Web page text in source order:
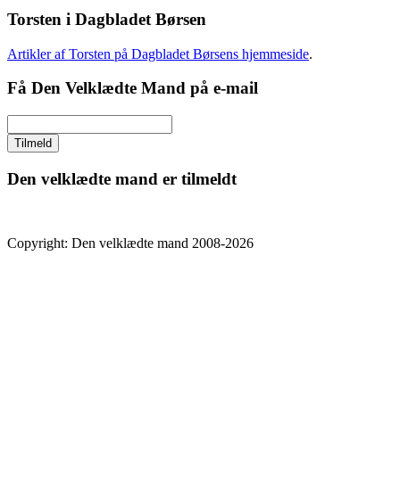
Torsten i Dagbladet Børsen
Artikler af Torsten på Dagbladet Børsens hjemmeside.
Få Den Velklædte Mand på e-mail
Den velklædte mand er tilmeldt
Copyright: Den velklædte mand 2008-2026